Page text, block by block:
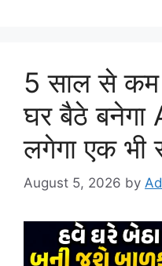
5 साल से
घर बैठे बनेगा
लगेगा एक भी
August 5, 2026 by